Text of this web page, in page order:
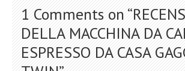
1 Comments on “
DELLA MACCHINA DA
ESPRESSO DA CASA